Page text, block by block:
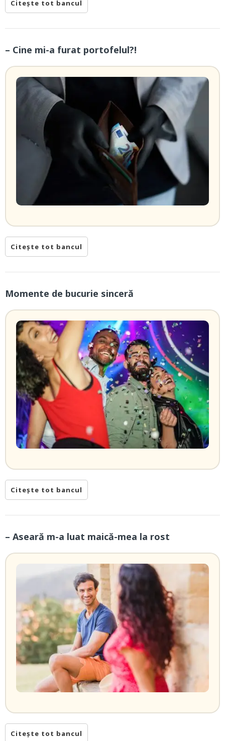
Citește tot bancul
– Cine mi-a furat portofelul?!
Citește tot bancul
Momente de bucurie sinceră
Citește tot bancul
– Aseară m-a luat maică-mea la rost
Citește tot bancul